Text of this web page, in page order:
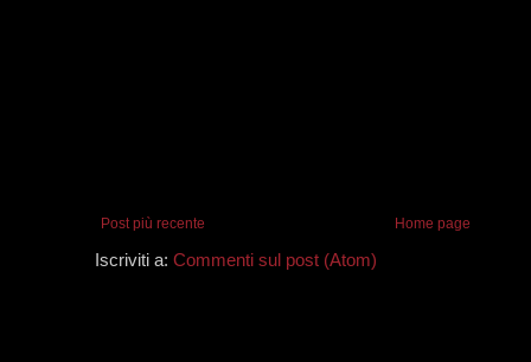
Post più recente Home page
Iscriviti a: Commenti sul post (Atom)